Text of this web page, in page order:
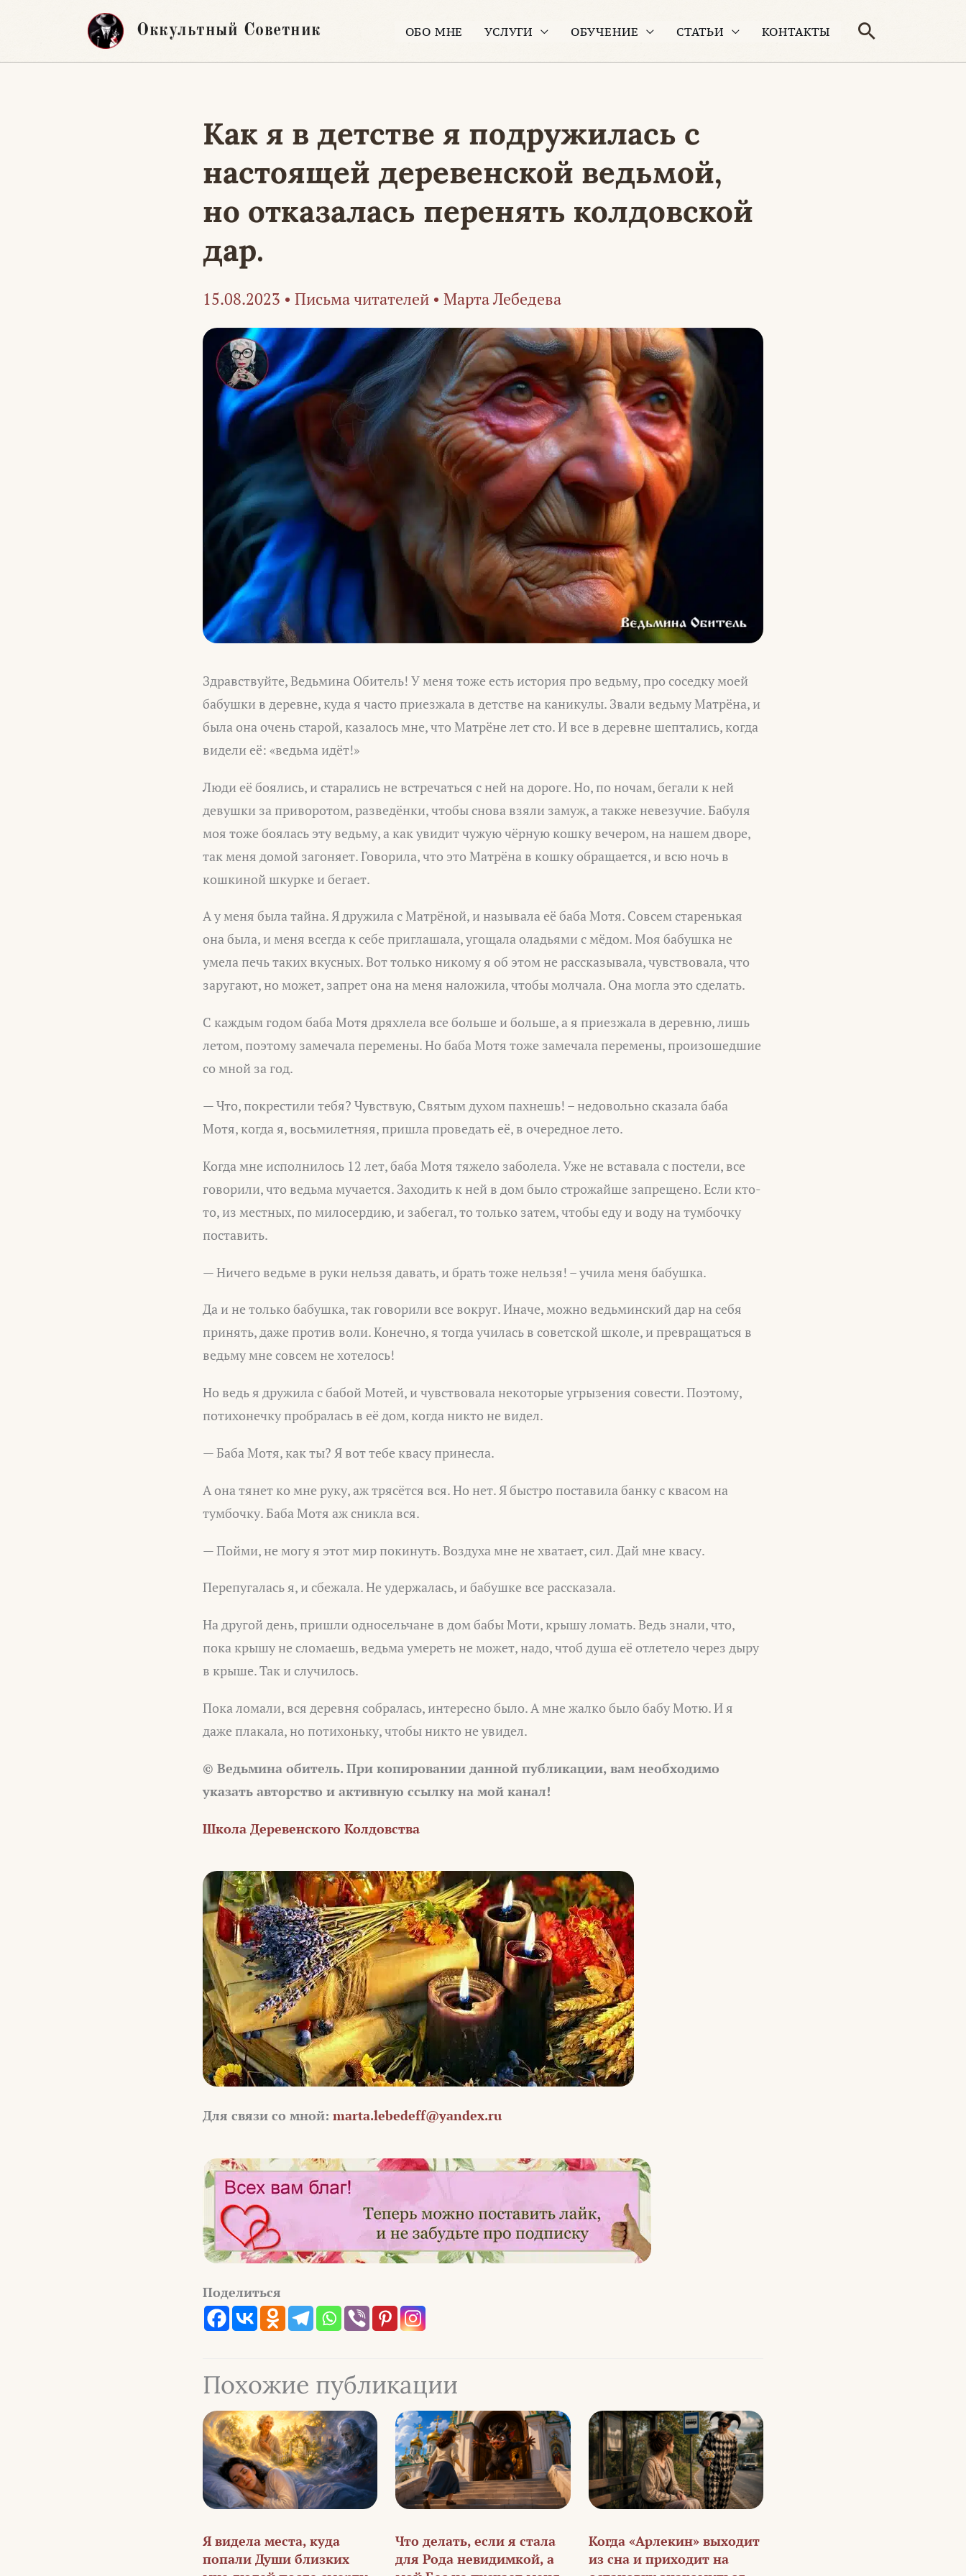
Оккультный Советник ОБО МНЕ УСЛУГИ ОБУЧЕНИЕ СТАТЬИ КОНТАКТЫ Поиск
Как я в детстве я подружилась с
настоящей деревенской ведьмой,
но отказалась перенять колдовской
дар.
15.08.2023 • Письма читателей • Марта Лебедева
Здравствуйте, Ведьмина Обитель! У меня тоже есть история про ведьму, про соседку моей
бабушки в деревне, куда я часто приезжала в детстве на каникулы. Звали ведьму Матрёна, и
была она очень старой, казалось мне, что Матрёне лет сто. И все в деревне шептались, когда
видели её: «ведьма идёт!»
Люди её боялись, и старались не встречаться с ней на дороге. Но, по ночам, бегали к ней
девушки за приворотом, разведёнки, чтобы снова взяли замуж, а также невезучие. Бабуля
моя тоже боялась эту ведьму, а как увидит чужую чёрную кошку вечером, на нашем дворе,
так меня домой загоняет. Говорила, что это Матрёна в кошку обращается, и всю ночь в
кошкиной шкурке и бегает.
А у меня была тайна. Я дружила с Матрёной, и называла её баба Мотя. Совсем старенькая
она была, и меня всегда к себе приглашала, угощала оладьями с мёдом. Моя бабушка не
умела печь таких вкусных. Вот только никому я об этом не рассказывала, чувствовала, что
заругают, но может, запрет она на меня наложила, чтобы молчала. Она могла это сделать.
С каждым годом баба Мотя дряхлела все больше и больше, а я приезжала в деревню, лишь
летом, поэтому замечала перемены. Но баба Мотя тоже замечала перемены, произошедшие
со мной за год.
— Что, покрестили тебя? Чувствую, Святым духом пахнешь! – недовольно сказала баба
Мотя, когда я, восьмилетняя, пришла проведать её, в очередное лето.
Когда мне исполнилось 12 лет, баба Мотя тяжело заболела. Уже не вставала с постели, все
говорили, что ведьма мучается. Заходить к ней в дом было строжайше запрещено. Если кто-
то, из местных, по милосердию, и забегал, то только затем, чтобы еду и воду на тумбочку
поставить.
— Ничего ведьме в руки нельзя давать, и брать тоже нельзя! – учила меня бабушка.
Да и не только бабушка, так говорили все вокруг. Иначе, можно ведьминский дар на себя
принять, даже против воли. Конечно, я тогда училась в советской школе, и превращаться в
ведьму мне совсем не хотелось!
Но ведь я дружила с бабой Мотей, и чувствовала некоторые угрызения совести. Поэтому,
потихонечку пробралась в её дом, когда никто не видел.
— Баба Мотя, как ты? Я вот тебе квасу принесла.
А она тянет ко мне руку, аж трясётся вся. Но нет. Я быстро поставила банку с квасом на
тумбочку. Баба Мотя аж сникла вся.
— Пойми, не могу я этот мир покинуть. Воздуха мне не хватает, сил. Дай мне квасу.
Перепугалась я, и сбежала. Не удержалась, и бабушке все рассказала.
На другой день, пришли односельчане в дом бабы Моти, крышу ломать. Ведь знали, что,
пока крышу не сломаешь, ведьма умереть не может, надо, чтоб душа её отлетело через дыру
в крыше. Так и случилось.
Пока ломали, вся деревня собралась, интересно было. А мне жалко было бабу Мотю. И я
даже плакала, но потихоньку, чтобы никто не увидел.
© Ведьмина обитель. При копировании данной публикации, вам необходимо
указать авторство и активную ссылку на мой канал!
Школа Деревенского Колдовства
Для связи со мной: marta.lebedeff@yandex.ru
Поделиться
Похожие публикации
Я видела места, куда
попали Души близких
Что делать, если я стала
для Рода невидимкой, а
Когда «Арлекин» выходит
из сна и приходит на